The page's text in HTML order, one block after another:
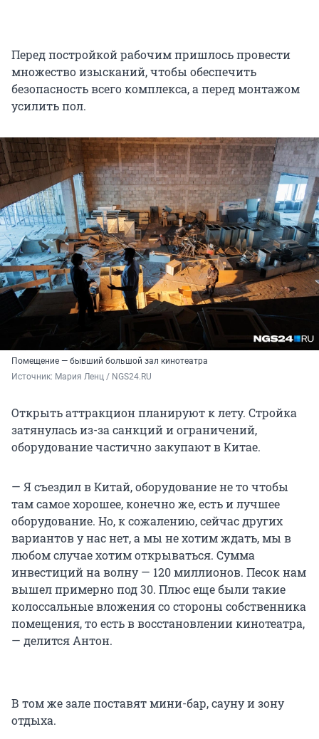
Перед постройкой рабочим пришлось провести
множество изысканий, чтобы обеспечить
безопасность всего комплекса, а перед монтажом
усилить пол.
Помещение — бывший большой зал кинотеатра
Источник: Мария Ленц / NGS24.RU
Открыть аттракцион планируют к лету. Стройка
затянулась из-за санкций и ограничений,
оборудование частично закупают в Китае.
— Я съездил в Китай, оборудование не то чтобы
там самое хорошее, конечно же, есть и лучшее
оборудование. Но, к сожалению, сейчас других
вариантов у нас нет, а мы не хотим ждать, мы в
любом случае хотим открываться. Сумма
инвестиций на волну — 120 миллионов. Песок нам
вышел примерно под 30. Плюс еще были такие
колоссальные вложения со стороны собственника
помещения, то есть в восстановлении кинотеатра,
— делится Антон.
В том же зале поставят мини-бар, сауну и зону
отдыха.